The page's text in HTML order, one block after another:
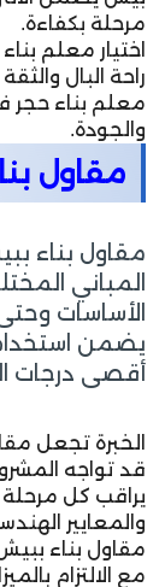
مرحلة بكفاءة.
اختيار معلم
راحة البال
معلم بناء حجر
والجودة.
مقاول
مقاول بناء
المباني
الأساسات
يضمن
أقصى درجات
الخبرة تجعل
قد تواجه
يراقب كل مرحلة
والمعايير
مقاول بناء
مع الالتزام